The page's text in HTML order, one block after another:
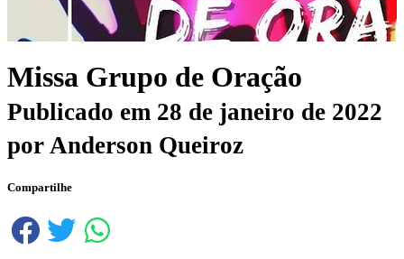
Missa Grupo de Oração
Publicado em 28 de janeiro de 2022
por Anderson Queiroz
Compartilhe